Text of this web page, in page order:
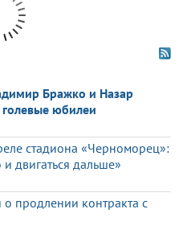
Бражко и Назар
юбилеи
стадиона «Черноморец»:
двигаться дальше»
о продлении контракта с